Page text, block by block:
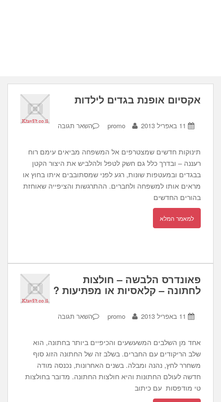
אקסיום אופנת בגדים לילדות
11 באפריל 2013 promo השאר תגובה
תינוקות חדשים שמצטרפים אל המשפחה מביאים עימם רוח
רעננה – ובדרך כלל גם חשק לטפל ולהלביש את היצור הקטן
בבגדים ובמעטפות שונות, רגע לפני שמסתובבים איתו בחוץ או
מראים אותו למשפחה ולחברים. ההתרגשות והציפייה שאוחזת
בהורים החדשים
למאמר המלא
פאונדרס הלבשה – חולצות
לחתונה – קלאסיות או מפתיעות ?
11 באפריל 2013 promo השאר תגובה
אחד מן השלבים המשעשעים והכיפיים ביותר בחתונה, הוא
שלב הריקודים עם החברים. בשלב זה של החתונה הזוג סוף
משחרר לחץ, נהנה ומבלה. בשנים האחרונות, נכנסה מודה
חדשה לעולם החתונות והיא חולצות החתונה. מדובר בחולצות
טי מודפסות עם כיתוב